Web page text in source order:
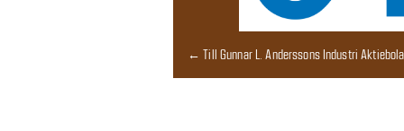
← Till Gunnar L. Anderssons Industri